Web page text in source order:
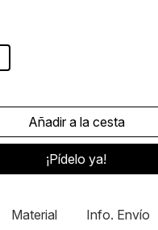
¡Pídelo ya!
Material Info. Envío